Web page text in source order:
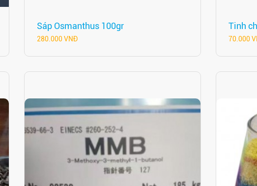
Sáp Osmanthus 100gr
280.000 VNĐ
Tinh
70.000